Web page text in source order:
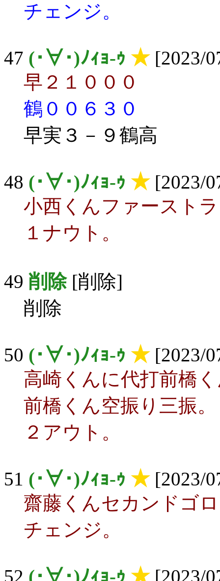
チェンジ。
47 (･∀･)ﾉｨｮ-ｩ ★[2023/
早２１０００
鶴００６３０
早実３－９鶴高
48 (･∀･)ﾉｨｮ-ｩ ★[2023/
小西くんファースト
１ナウト。
49 削除[削除]
削除
50 (･∀･)ﾉｨｮ-ｩ ★[2023/
高崎くんに代打前橋
前橋くん空振り三振。
２アウト。
51 (･∀･)ﾉｨｮ-ｩ ★[2023/
齋藤くんセカンドゴ
チェンジ。
52 (･∀･)ﾉｨｮ-ｩ ★[2023/